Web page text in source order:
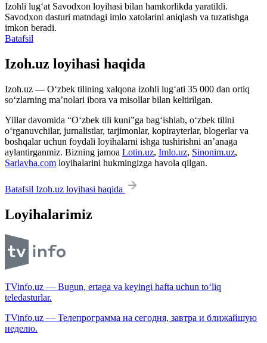
Izohli lugʻat Savodxon loyihasi bilan hamkorlikda yaratildi.
Savodxon dasturi matndagi imlo xatolarini aniqlash va tuzatishga
imkon beradi.
Batafsil
Izoh.uz loyihasi haqida
Izoh.uz — O‘zbek tilining xalqona izohli lug‘ati 35 000 dan ortiq
so‘zlarning ma’nolari ibora va misollar bilan keltirilgan.
Yillar davomida “O‘zbek tili kuni”ga bag‘ishlab, o‘zbek tilini
o‘rganuvchilar, jurnalistlar, tarjimonlar, kopirayterlar, blogerlar va
boshqalar uchun foydali loyihalarni ishga tushirishni an’anaga
aylantirganmiz. Bizning jamoa Lotin.uz, Imlo.uz, Sinonim.uz,
Sarlavha.com loyihalarini hukmingizga havola qilgan.
Batafsil Izoh.uz loyihasi haqida
Loyihalarimiz
TVinfo.uz — Bugun, ertaga va keyingi hafta uchun to‘liq
teledasturlar.
TVinfo.uz — Телепрограмма на сегодня, завтра и ближайшую
неделю.